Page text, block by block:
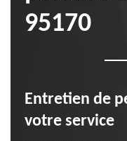
95170
Entretien de
votre service